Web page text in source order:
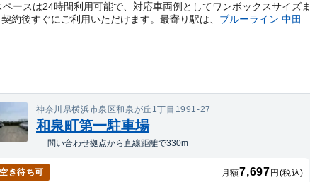
ースは24時間利用可能で、対応車両例としてワンボックスサイズま
約後すぐにご利用いただけます。 最寄り駅は、 ブルーライン 中田
神奈川県横浜市泉区和泉が丘1丁目1991-27
和泉町第一駐車場
問い合わせ拠点から直線距離で330m
空き待ち可 月額7,697 円(税込)